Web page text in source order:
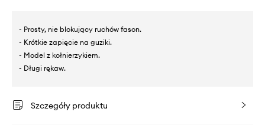
- Prosty, nie blokujący ruchów fason.
- Krótkie zapięcie na guziki.
- Model z kołnierzykiem.
- Długi rękaw.
Szczegóły produktu